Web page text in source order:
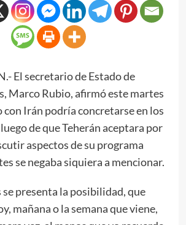
El secretario de Estado de
Marco Rubio, afirmó este martes
con Irán podría concretarse en los
de que Teherán aceptara por
aspectos de su programa
se negaba siquiera a mencionar.
presenta la posibilidad, que
mañana o la semana que viene,